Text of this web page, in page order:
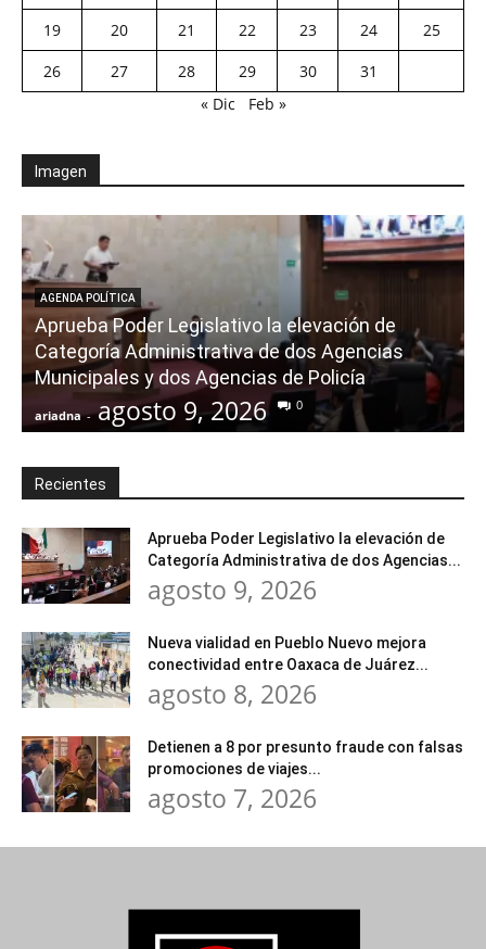
19
20 21 22 23 24
25
26
27 28 29 30
31
« Dic
Feb »
Imagen
AGENDA POLÍTICA
Aprueba Poder Legislativo la elevación de
Categoría Administrativa de dos Agencias
Municipales y dos Agencias de Policía
ariadna - agosto 9, 2026 0
Recientes
Aprueba Poder Legislativo la elevación de
Categoría Administrativa de dos Agencias...
agosto 9, 2026
Nueva vialidad en Pueblo Nuevo mejora
conectividad entre Oaxaca de Juárez...
agosto 8, 2026
Detienen a 8 por presunto fraude con falsas
promociones de viajes...
agosto 7, 2026